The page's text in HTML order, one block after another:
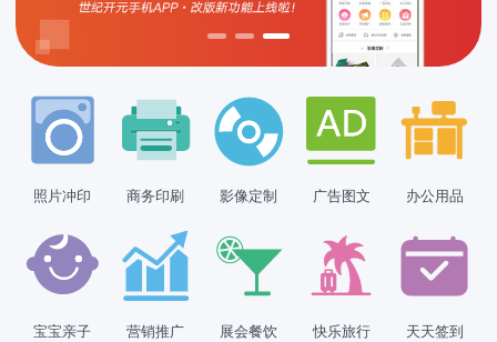
照片冲印 商务印刷 影像定制 广告图文 办公用品
宝宝亲子 营销推广 展会餐饮 快乐旅行 天天签到